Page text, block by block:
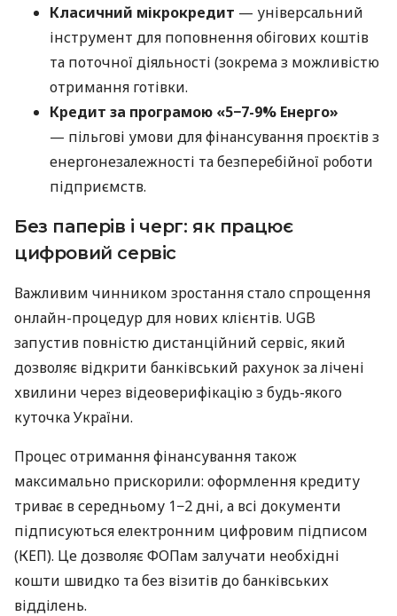
Класичний мікрокредит — універсальний
інструмент для поповнення обігових коштів
та поточної діяльності (зокрема з можливістю
отримання готівки.
Кредит за програмою «5−7-9% Енерго»
— пільгові умови для фінансування проєктів з
енергонезалежності та безперебійної роботи
підприємств.
Без паперів і черг: як працює
цифровий сервіс
Важливим чинником зростання стало спрощення
онлайн-процедур для нових клієнтів. UGB
запустив повністю дистанційний сервіс, який
дозволяє відкрити банківський рахунок за лічені
хвилини через відеоверифікацію з будь-якого
куточка України.
Процес отримання фінансування також
максимально прискорили: оформлення кредиту
триває в середньому 1−2 дні, а всі документи
підписуються електронним цифровим підписом
(КЕП). Це дозволяє ФОПам залучати необхідні
кошти швидко та без візитів до банківських
відділень.